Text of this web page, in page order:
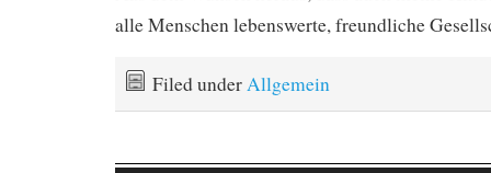
alle Menschen lebenswerte, freundliche
Filed underAllgemein